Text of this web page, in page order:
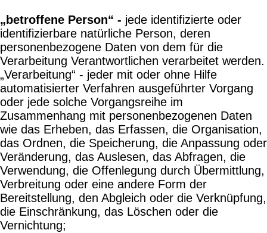
„betroffene Person“ - jede identifizierte oder
identifizierbare natürliche Person, deren
personenbezogene Daten von dem für die
Verarbeitung Verantwortlichen verarbeitet werden.
„Verarbeitung“ - jeder mit oder ohne Hilfe
automatisierter Verfahren ausgeführter Vorgang
oder jede solche Vorgangsreihe im
Zusammenhang mit personenbezogenen Daten
wie das Erheben, das Erfassen, die Organisation,
das Ordnen, die Speicherung, die Anpassung oder
Veränderung, das Auslesen, das Abfragen, die
Verwendung, die Offenlegung durch Übermittlung,
Verbreitung oder eine andere Form der
Bereitstellung, den Abgleich oder die Verknüpfung,
die Einschränkung, das Löschen oder die
Vernichtung;